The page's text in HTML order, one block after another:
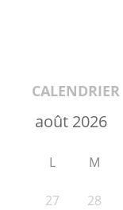
CALENDRIER
L M
27 28